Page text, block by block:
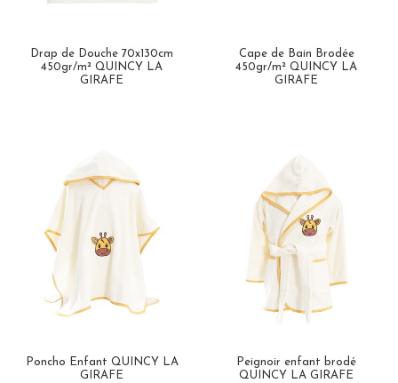
Drap de Douche 70x130cm
450gr/m² QUINCY LA
GIRAFE
Cape de Bain Brodée
450gr/m² QUINCY LA
GIRAFE
Poncho Enfant QUINCY LA
GIRAFE
Peignoir enfant brodé
QUINCY LA GIRAFE